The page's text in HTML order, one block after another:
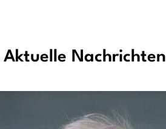
Nachrichten